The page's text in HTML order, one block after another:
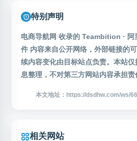
特别声明
电商导航网 收录的 Teambition · 阿
件 内容来自公开网络，外部链接的
续内容变化由目标站点负责。本站
息整理，不对第三方网站内容承担责
本文地址：https://dsdhw.com/ws/
相关网站